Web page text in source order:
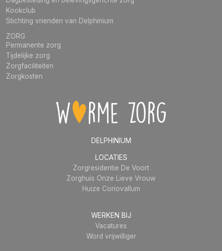
Kookclub
Stichting vrienden van Delphinium
ZORG
Permanente zorg
Tijdelijke zorg
Zorgfaciliteiten
Zorgkosten
DELPHINIUM
LOCATIES
Zorgresidentie De Voort
Zorghuis Onze Lieve Vrouw
Huize Coriovallum
WERKEN BIJ
Vacatures
Word vrijwilliger